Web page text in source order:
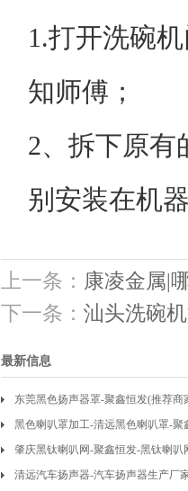
1.打开洗碗
知师傅；
2、拆下原有
别安装在机
上一条： 康凌金属|
下一条： 汕头洗碗
最新信息
东莞黑色扬声器罩-聚鑫恒发(推荐
黑色喇叭罩加工-清远黑色喇叭罩-聚
肇庆黑钛喇叭网-聚鑫恒发-黑钛喇叭
清远汽车扬声器-汽车扬声器生产厂